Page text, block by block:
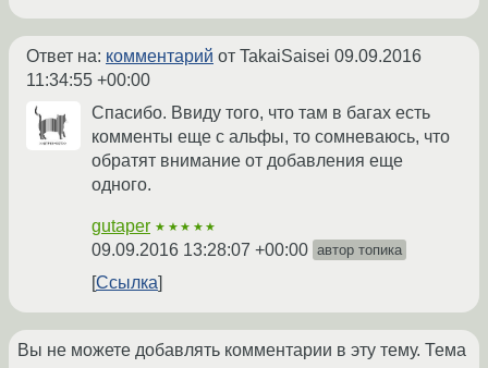
Ответ на: комментарий от TakaiSaisei 09.09.2016
11:34:55 +00:00
Спасибо. Ввиду того, что там в багах есть
комменты еще с альфы, то сомневаюсь, что
обратят внимание от добавления еще
одного.
gutaper ★★★★★
09.09.2016 13:28:07 +00:00 автор топика
Ссылка
Вы не можете добавлять комментарии в эту тему. Тема